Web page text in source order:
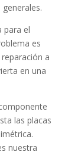
para el
es
a
en una
las placas
nuestra